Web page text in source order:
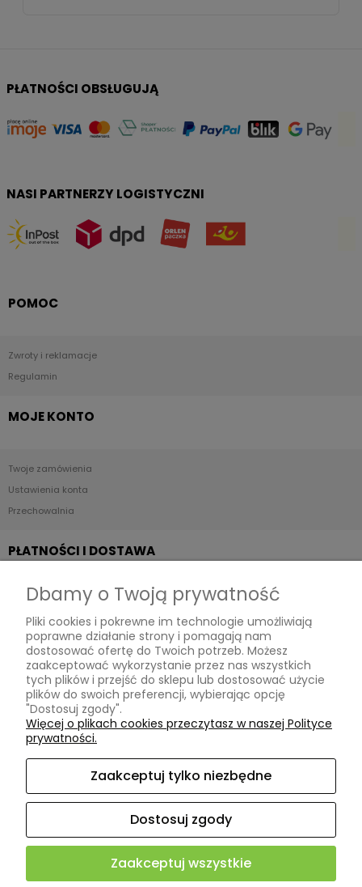
POMOC
Zwroty i reklamacje
Regulamin
MOJE KONTO
Twoje zamówienia
Ustawienia konta
Przechowalnia
PŁATNOŚCI I DOSTAWA
Formy płatności
Czas i koszty dostawy
INFORMACJE
Polityka prywatności
Ustawienia plików cookies
PŁATNOŚCI OBSŁUGUJĄ
NASI PARTNERZY LOGISTYCZNI
Dbamy o Twoją prywatność
Pliki cookies i pokrewne im technologie umożliwiają
poprawne działanie strony i pomagają nam
dostosować ofertę do Twoich potrzeb. Możesz
zaakceptować wykorzystanie przez nas wszystkich
tych plików i przejść do sklepu lub dostosować użycie
plików do swoich preferencji, wybierając opcję
"Dostosuj zgody".
Więcej o plikach cookies przeczytasz w naszej Polityce
prywatności.
Zaakceptuj tylko niezbędne
Dostosuj zgody
Zaakceptuj wszystkie